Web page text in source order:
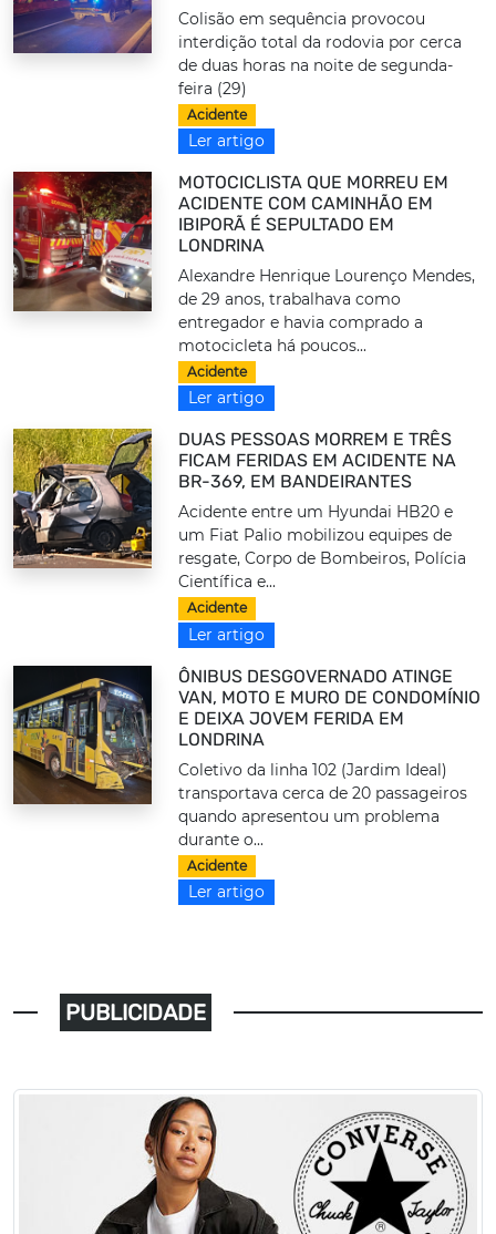
Colisão em sequência provocou
interdição total da rodovia por cerca
de duas horas na noite de segunda-
feira (29)
Acidente
Ler artigo
MOTOCICLISTA QUE MORREU EM
ACIDENTE COM CAMINHÃO EM
IBIPORÃ É SEPULTADO EM
LONDRINA
Alexandre Henrique Lourenço Mendes,
de 29 anos, trabalhava como
entregador e havia comprado a
motocicleta há poucos...
Acidente
Ler artigo
DUAS PESSOAS MORREM E TRÊS
FICAM FERIDAS EM ACIDENTE NA
BR-369, EM BANDEIRANTES
Acidente entre um Hyundai HB20 e
um Fiat Palio mobilizou equipes de
resgate, Corpo de Bombeiros, Polícia
Científica e...
Acidente
Ler artigo
ÔNIBUS DESGOVERNADO ATINGE
VAN, MOTO E MURO DE CONDOMÍNIO
E DEIXA JOVEM FERIDA EM
LONDRINA
Coletivo da linha 102 (Jardim Ideal)
transportava cerca de 20 passageiros
quando apresentou um problema
durante o...
Acidente
Ler artigo
PUBLICIDADE